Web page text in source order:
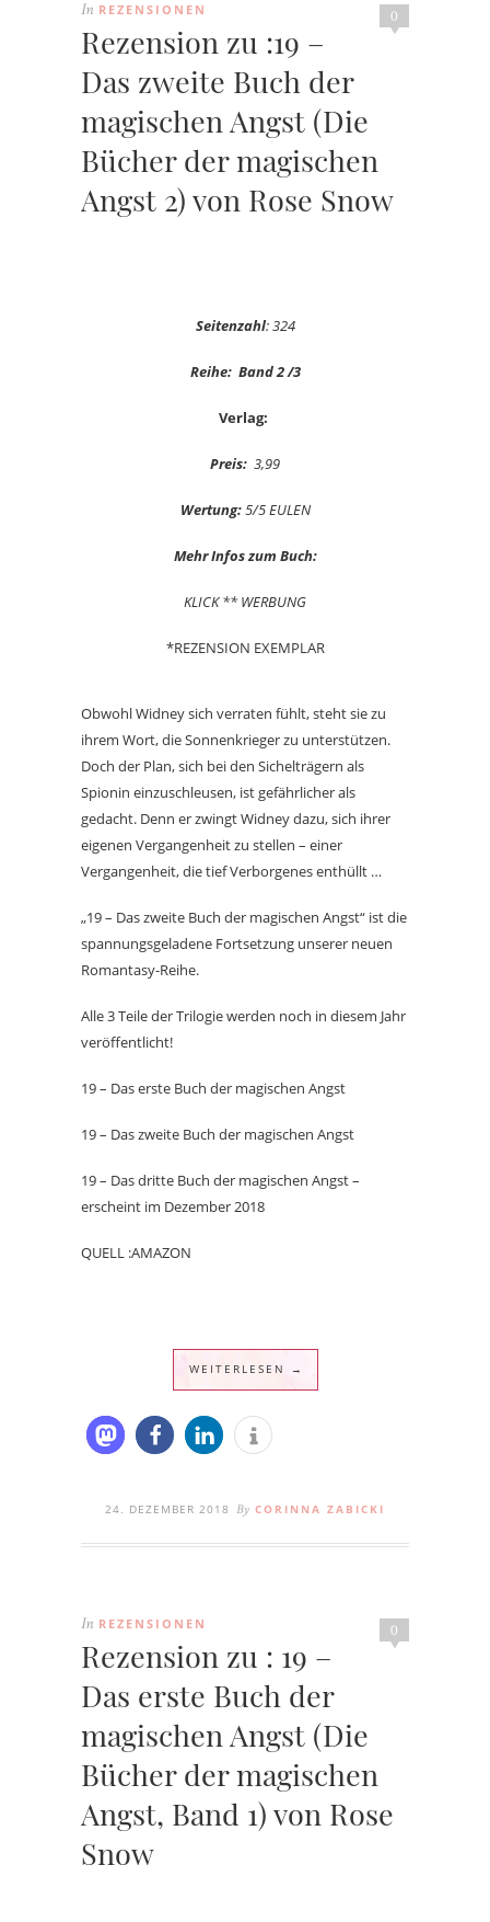
0
In REZENSIONEN
Rezension zu :19 –
Das zweite Buch der
magischen Angst (Die
Bücher der magischen
Angst 2) von Rose Snow
Seitenzahl: 324
Reihe: Band 2 /3
Verlag:
Preis: 3,99
Wertung:5/5 EULEN
Mehr Infos zum Buch:
KLICK ** WERBUNG
*REZENSION EXEMPLAR
Obwohl Widney sich verraten fühlt, steht sie zu
ihrem Wort, die Sonnenkrieger zu unterstützen.
Doch der Plan, sich bei den Sichelträgern als
Spionin einzuschleusen, ist gefährlicher als
gedacht. Denn er zwingt Widney dazu, sich ihrer
eigenen Vergangenheit zu stellen – einer
Vergangenheit, die tief Verborgenes enthüllt …
„19 – Das zweite Buch der magischen Angst“ ist die
spannungsgeladene Fortsetzung unserer neuen
Romantasy-Reihe.
Alle 3 Teile der Trilogie werden noch in diesem Jahr
veröffentlicht!
19 – Das erste Buch der magischen Angst
19 – Das zweite Buch der magischen Angst
19 – Das dritte Buch der magischen Angst –
erscheint im Dezember 2018
QUELL :AMAZON
WEITERLESEN →
24. DEZEMBER 2018 By CORINNA ZABICKI
0
In REZENSIONEN
Rezension zu : 19 –
Das erste Buch der
magischen Angst (Die
Bücher der magischen
Angst, Band 1) von Rose
Snow